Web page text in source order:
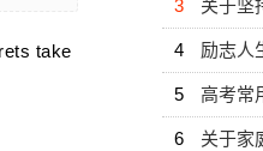
take
3 关于坚
4 励志人
5 高考常
6 关于家